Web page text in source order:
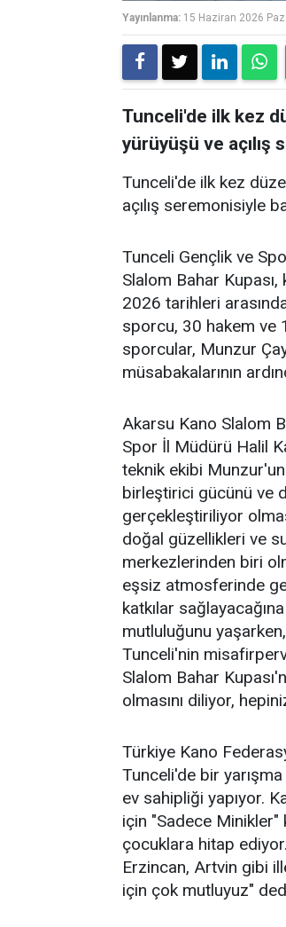
Yayınlanma: 15 Haziran 2026
Tunceli'de ilk kez
yürüyüşü ve açılış
Tunceli'de ilk kez
açılış seremonisiyle
Tunceli Gençlik ve
Slalom Bahar
2026 tarihleri
sporcu, 30 hakem ve
sporcular, Munzur
müsabakalarının
Akarsu Kano Slalom
Spor İl Müdürü Halil
teknik ekibi Munzur'un
birleştirici gücünü ve
gerçekleştiriliyor
doğal güzellikleri ve
merkezlerinden biri
eşsiz atmosferinde
katkılar
mutluluğunu yaşarken,
Tunceli'nin
Slalom Bahar
olmasını diliyor,
Türkiye Kano
Tunceli'de bir
ev sahipliği yapıyor.
için "Sadece
çocuklara hitap
Erzincan, Artvin gibi
için çok mutluyuz"